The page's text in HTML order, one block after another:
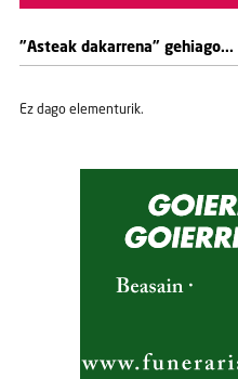
"Asteak dakarrena" gehiago...
Ez dago elementurik.